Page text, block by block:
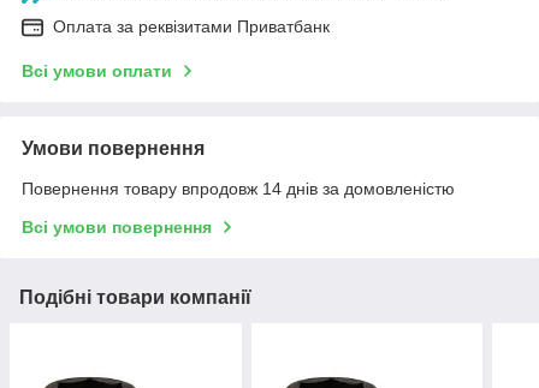
Оплата за реквізитами Приватбанк
Всі умови оплати
Умови повернення
Повернення товару впродовж 14 днів за домовленістю
Всі умови повернення
Подібні товари компанії